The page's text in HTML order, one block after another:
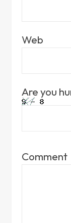
Web
Are you
Comment